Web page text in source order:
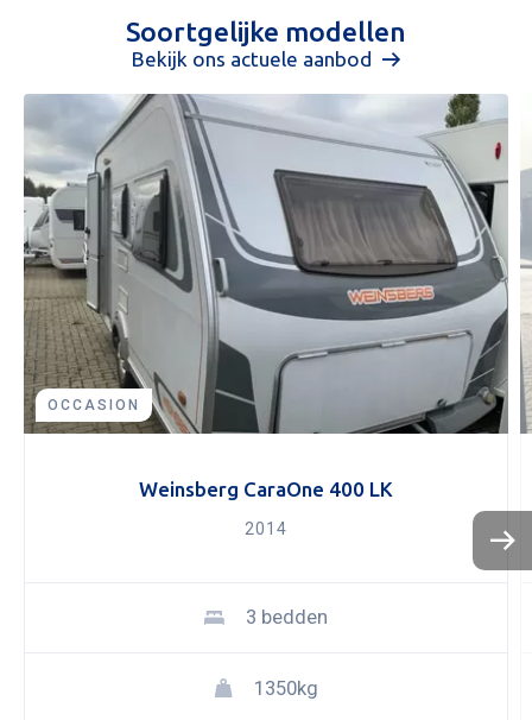
KOPEN
Aanvraag inruilvoorstel
Soortgelijke modellen
Bekijk ons actuele aanbod
OCCASION
Weinsberg CaraOne 400 LK
2014
3 bedden
1350kg